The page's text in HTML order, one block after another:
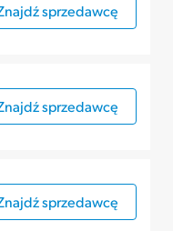
sprzedawcę
sprzedawcę
sprzedawcę